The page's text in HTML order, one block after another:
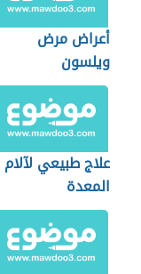
أعراض مرض
ويلسون
علاج طبيعي لآلام
المعدة